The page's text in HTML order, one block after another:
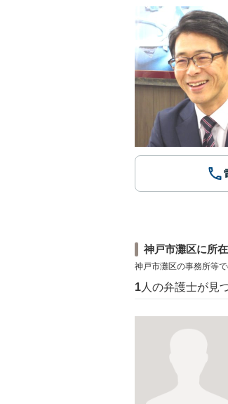
神戸市灘区に所
神戸市灘区の事務所等
1 人の弁護士が見